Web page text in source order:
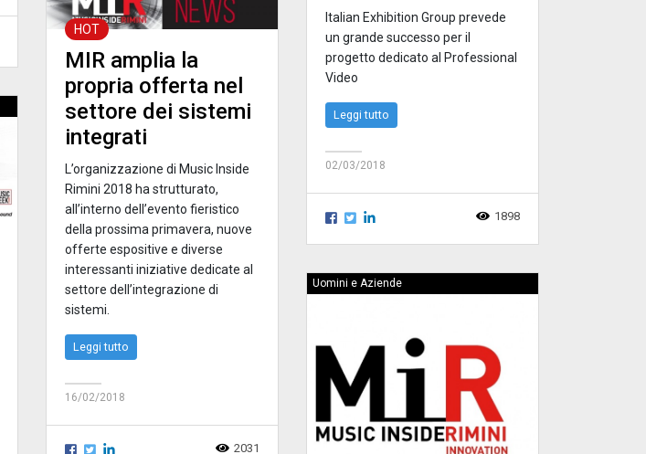
Italian Exhibition Group prevede
un grande successo per il
progetto dedicato al Professional
Video
Leggi tutto
02/03/2018
1898
HOT
MIR amplia la
propria offerta nel
settore dei sistemi
integrati
L’organizzazione di Music Inside
Rimini 2018 ha strutturato,
all’interno dell’evento fieristico
della prossima primavera, nuove
offerte espositive e diverse
interessanti iniziative dedicate al
settore dell’integrazione di
sistemi.
Leggi tutto
16/02/2018
2031
Uomini e Aziende